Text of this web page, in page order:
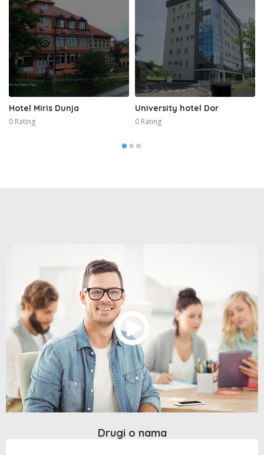
Hotel Miris Dunja
0 Rating
University hotel Dor
0 Rating
Drugi o nama